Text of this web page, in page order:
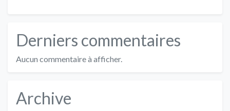
Derniers commentaires
Aucun commentaire à afficher.
Archive